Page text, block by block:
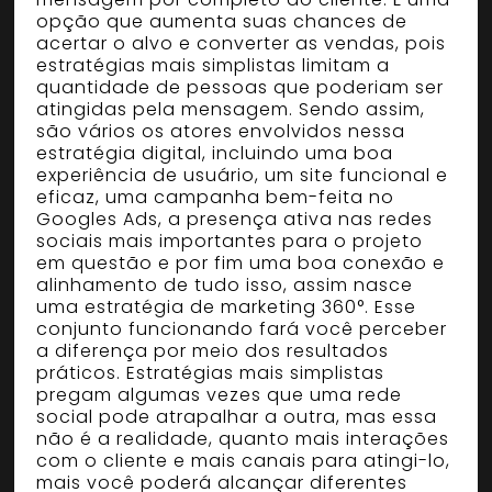
opção que aumenta suas chances de
acertar o alvo e converter as vendas, pois
estratégias mais simplistas limitam a
quantidade de pessoas que poderiam ser
atingidas pela mensagem. Sendo assim,
são vários os atores envolvidos nessa
estratégia digital, incluindo uma boa
experiência de usuário, um site funcional e
eficaz, uma campanha bem-feita no
Googles Ads, a presença ativa nas redes
sociais mais importantes para o projeto
em questão e por fim uma boa conexão e
alinhamento de tudo isso, assim nasce
uma estratégia de marketing 360°. Esse
conjunto funcionando fará você perceber
a diferença por meio dos resultados
práticos. Estratégias mais simplistas
pregam algumas vezes que uma rede
social pode atrapalhar a outra, mas essa
não é a realidade, quanto mais interações
com o cliente e mais canais para atingi-lo,
mais você poderá alcançar diferentes